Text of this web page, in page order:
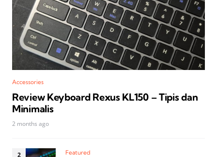
Accessories
Review Keyboard Rexus KL150 – Tipis dan
Minimalis
2 months ago
Featured